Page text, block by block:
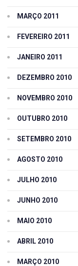
MARÇO 2011
FEVEREIRO 2011
JANEIRO 2011
DEZEMBRO 2010
NOVEMBRO 2010
OUTUBRO 2010
SETEMBRO 2010
AGOSTO 2010
JULHO 2010
JUNHO 2010
MAIO 2010
ABRIL 2010
MARÇO 2010